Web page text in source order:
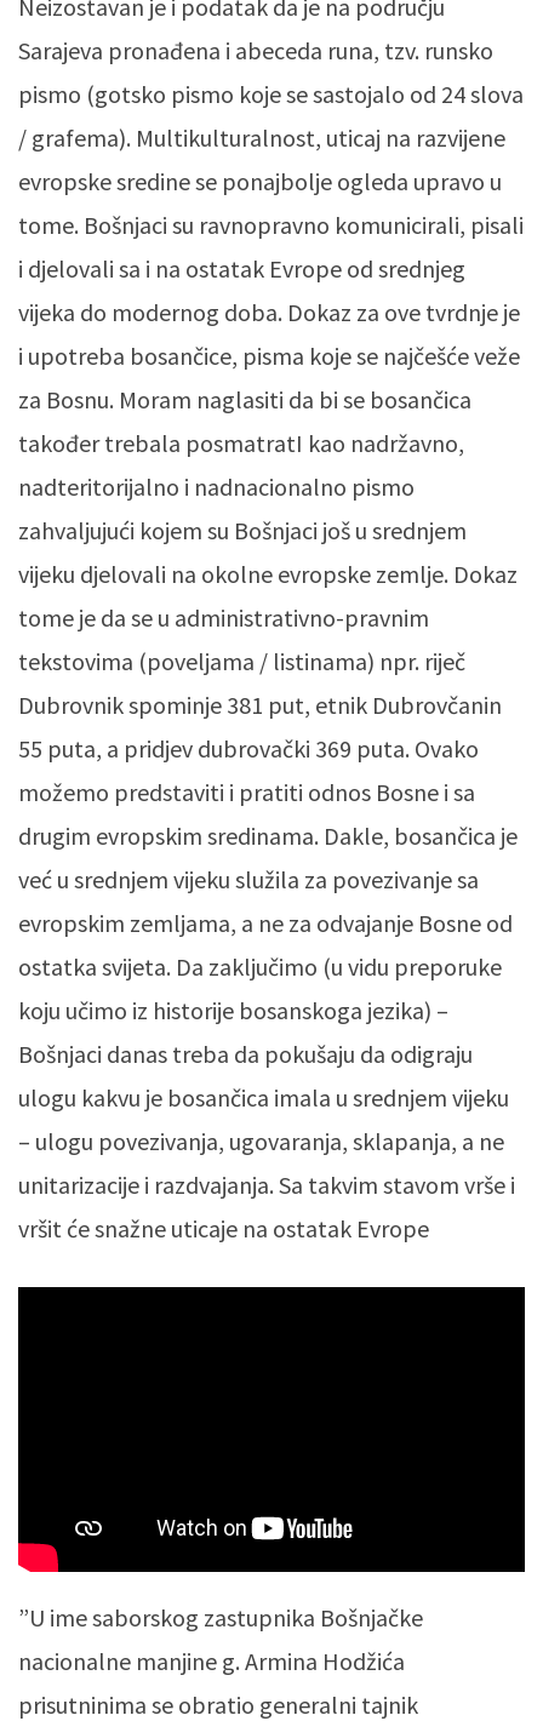
Neizostavan je i podatak da je na području
Sarajeva pronađena i abeceda runa, tzv. runsko
pismo (gotsko pismo koje se sastojalo od 24 slova
/ grafema). Multikulturalnost, uticaj na razvijene
evropske sredine se ponajbolje ogleda upravo u
tome. Bošnjaci su ravnopravno komunicirali, pisali
i djelovali sa i na ostatak Evrope od srednjeg
vijeka do modernog doba. Dokaz za ove tvrdnje je
i upotreba bosančice, pisma koje se najčešće veže
za Bosnu. Moram naglasiti da bi se bosančica
također trebala posmatratI kao nadržavno,
nadteritorijalno i nadnacionalno pismo
zahvaljujući kojem su Bošnjaci još u srednjem
vijeku djelovali na okolne evropske zemlje. Dokaz
tome je da se u administrativno-pravnim
tekstovima (poveljama / listinama) npr. riječ
Dubrovnik spominje 381 put, etnik Dubrovčanin
55 puta, a pridjev dubrovački 369 puta. Ovako
možemo predstaviti i pratiti odnos Bosne i sa
drugim evropskim sredinama. Dakle, bosančica je
već u srednjem vijeku služila za povezivanje sa
evropskim zemljama, a ne za odvajanje Bosne od
ostatka svijeta. Da zaključimo (u vidu preporuke
koju učimo iz historije bosanskoga jezika) –
Bošnjaci danas treba da pokušaju da odigraju
ulogu kakvu je bosančica imala u srednjem vijeku
– ulogu povezivanja, ugovaranja, sklapanja, a ne
unitarizacije i razdvajanja. Sa takvim stavom vrše i
vršit će snažne uticaje na ostatak Evrope
”U ime saborskog zastupnika Bošnjačke
nacionalne manjine g. Armina Hodžića
prisutninima se obratio generalni tajnik